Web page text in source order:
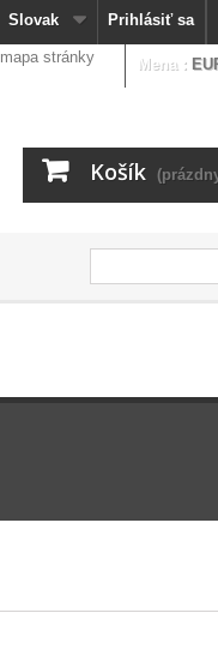
Prihlásiť sa
Slovak
Mena :
mapa stránky
Košík